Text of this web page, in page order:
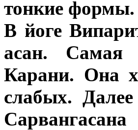
тонкие формы.
В йоге
асан. Самая
Карани. Она
слабых.